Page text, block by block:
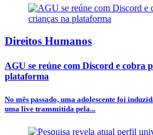
Direitos Humanos
AGU se reúne com Discord e cobra
plataforma
No mês passado, uma adolescente foi
uma live transmitida pela...